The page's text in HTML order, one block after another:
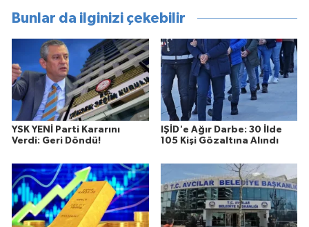
Bunlar da ilginizi çekebilir
YSK YENİ Parti Kararını
Verdi: Geri Döndü!
IŞİD'e Ağır Darbe: 30 İlde
105 Kişi Gözaltına Alındı